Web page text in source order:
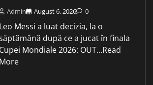
Admin August 6, 2026 0
Leo Messi a luat decizia, la o
după ce a jucat în finala
Cupei Mondiale 2026: OUT...Read
More